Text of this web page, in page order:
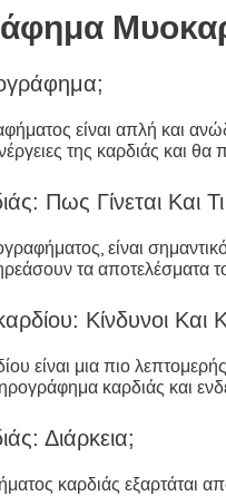
είναι απλή και
της καρδιάς και
Πως Γίνεται Και
είναι
τα αποτελέσματα
Κίνδυνοι Και
είναι μια πιο
καρδιάς και
Διάρκεια;
καρδιάς εξαρτάται